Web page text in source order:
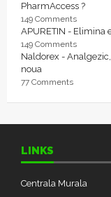
PharmAccess ?
149 Comments
APURETIN - Elimina
149 Comments
Naldorex -
noua
77 Comments
LINKS
Centrala Murala